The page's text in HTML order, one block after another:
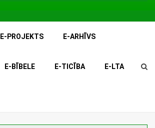
E-PROJEKTS E-ARHĪVS
E-BĪBELE E-TICĪBA E-LTA